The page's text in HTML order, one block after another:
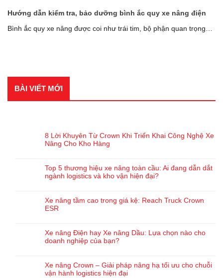
Hướng dẫn kiểm tra, bảo dưỡng bình ắc quy xe nâng điện
Bình ắc quy xe nâng được coi như trái tim, bộ phận quan trọng
BÀI VIẾT MỚI
8 Lời Khuyên Từ Crown Khi Triển Khai Công Nghệ Xe
Nâng Cho Kho Hàng
Top 5 thương hiệu xe nâng toàn cầu: Ai đang dẫn dắt
ngành logistics và kho vận hiện đại?
Xe nâng tầm cao trong giá kệ: Reach Truck Crown
ESR
Xe nâng Điện hay Xe nâng Dầu: Lựa chọn nào cho
doanh nghiệp của bạn?
Xe nâng Crown – Giải pháp nâng hạ tối ưu cho chuỗi
vận hành logistics hiện đại